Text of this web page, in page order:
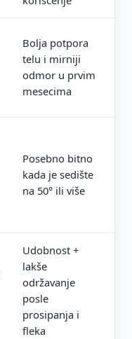
Bolja potpora
telu i mirniji
odmor u prvim
mesecima
Posebno bitno
kada je sedište
na 50° ili više
Udobnost +
lakše
održavanje
posle
prosipanja i
fleka